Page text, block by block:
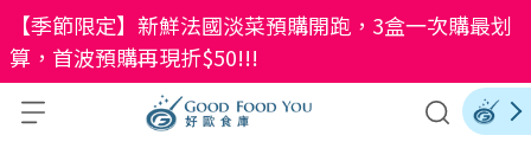
【季節限定】新鮮法國淡菜預購開跑，3盒一次購最划
算，首波預購再現折$50!!!